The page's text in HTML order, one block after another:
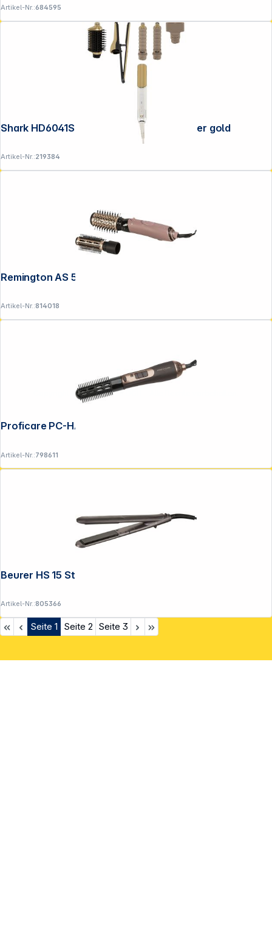
Artikel-Nr.:684595
Shark HD6041SEU Lockenstab/Haarglätter gold
Artikel-Nr.:219384
Remington AS 5901 rose
Artikel-Nr.:814018
Proficare PC-HAS 3011 braun
Artikel-Nr.:798611
Beurer HS 15 Style Pro
Artikel-Nr.:805366
Seite 1 Seite 2 Seite 3
Copyright © 2001 - 2026 DGH - Alle Rechte vorbehalten.